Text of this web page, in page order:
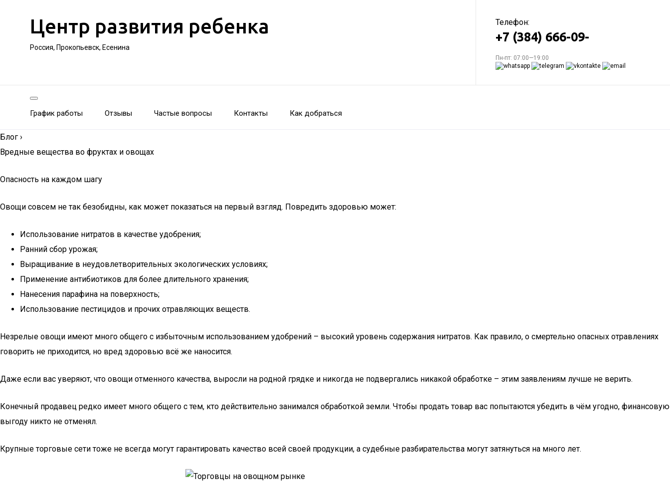
Центр развития ребенка
Россия, Прокопьевск, Есенина
Телефон:
+7 (384) 666-09-
Пн-пт: 07:00—19:00
График работы Отзывы Частые вопросы Контакты Как добраться
Блог ›
Вредные вещества во фруктах и овощах
Опасность на каждом шагу
Овощи совсем не так безобидны, как может показаться на первый взгляд. Повредить здоровью может:
Использование нитратов в качестве удобрения;
Ранний сбор урожая;
Выращивание в неудовлетворительных экологических условиях;
Применение антибиотиков для более длительного хранения;
Нанесения парафина на поверхность;
Использование пестицидов и прочих отравляющих веществ.
Незрелые овощи имеют много общего с избыточным использованием удобрений – высокий уровень содержания нитратов. Как правило, о смертельно опасных отравлениях
говорить не приходится, но вред здоровью всё же наносится.
Даже если вас уверяют, что овощи отменного качества, выросли на родной грядке и никогда не подвергались никакой обработке – этим заявлениям лучше не верить.
Конечный продавец редко имеет много общего с тем, кто действительно занимался обработкой земли. Чтобы продать товар вас попытаются убедить в чём угодно, финансовую
выгоду никто не отменял.
Крупные торговые сети тоже не всегда могут гарантировать качество всей своей продукции, а судебные разбирательства могут затянуться на много лет.